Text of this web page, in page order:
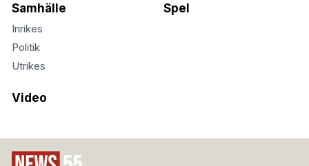
Samhälle
Inrikes
Politik
Utrikes
Spel
Video